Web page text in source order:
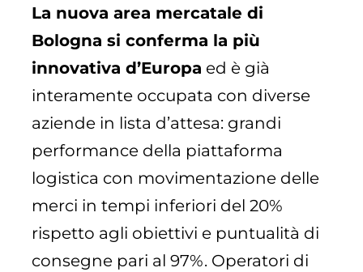
La nuova area mercatale di
Bologna si conferma la più
innovativa d’Europa ed è già
interamente occupata con diverse
aziende in lista d’attesa: grandi
performance della piattaforma
logistica con movimentazione delle
merci in tempi inferiori del 20%
rispetto agli obiettivi e puntualità di
consegne pari al 97%. Operatori di